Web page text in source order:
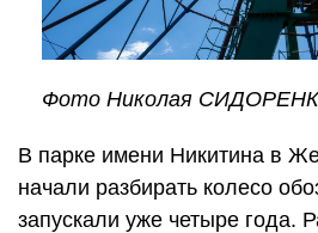
Фото Николая
В парке имени Никитина в
начали разбирать колесо
запускали уже четыре года.